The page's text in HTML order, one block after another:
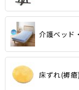
介護ベッド
床ずれ(褥